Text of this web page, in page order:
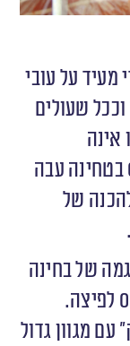
מעיד על עובי
מאוד וככל שעולים
אינה
מדוייקת. ישנם קמחים המסווגים 00 בטחינה עבה
של
של בחינה
מחדש של השימוש הבלעדי בקמח 00 לפיצה.
מגוון גדול